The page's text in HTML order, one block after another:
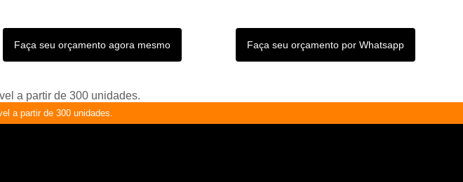
Faça seu orçamento agora mesmo Faça seu orçamento por Whatsapp
a partir de 300 unidades.
a partir de 300 unidades.